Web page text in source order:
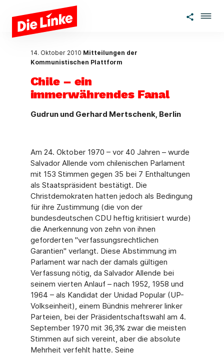
Zum Hauptinhalt springen
14. Oktober 2010 Mitteilungen der
Kommunistischen Plattform
Chile – ein
immerwährendes Fanal
Gudrun und Gerhard Mertschenk, Berlin
Am 24. Oktober 1970 – vor 40 Jahren – wurde
Salvador Allende vom chilenischen Parlament
mit 153 Stimmen gegen 35 bei 7 Enthaltungen
als Staatspräsident bestätigt. Die
Christdemokraten hatten jedoch als Bedingung
für ihre Zustimmung (die von der
bundesdeutschen CDU heftig kritisiert wurde)
die Anerkennung von zehn von ihnen
geforderten "verfassungsrechtlichen
Garantien" verlangt. Diese Abstimmung im
Parlament war nach der damals gültigen
Verfassung nötig, da Salvador Allende bei
seinem vierten Anlauf – nach 1952, 1958 und
1964 – als Kandidat der Unidad Popular (UP-
Volkseinheit), einem Bündnis mehrerer linker
Parteien, bei der Präsidentschaftswahl am 4.
September 1970 mit 36,3% zwar die meisten
Stimmen auf sich vereint, aber die absolute
Mehrheit verfehlt hatte. Seine